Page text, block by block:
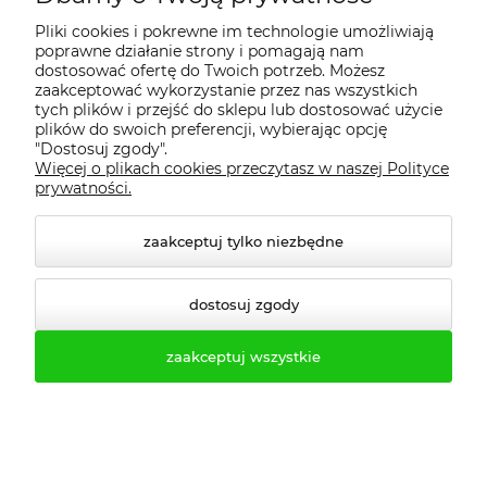
Czy szafa SUM 430 z daszkiem nadaje
się do zakładów branży spożywczej i
medycznej?
✔️ Tak, podział odzieży czystej i
brudnej, gładkie powierzchnie
malowane proszkowo, wentylowane
daszka skośnego bardzo dobrze
tych branż. Ważne jest, aby
dodatkowo uwzględnić wewnętrzne
wytyczne sanitarne.
Pliki cookies i pokrewne im technologie umożliwiają
poprawne działanie strony i pomagają nam
dostosować ofertę do Twoich potrzeb. Możesz
zaakceptować wykorzystanie przez nas wszystkich
tych plików i przejść do sklepu lub dostosować użycie
plików do swoich preferencji, wybierając opcję
"Dostosuj zgody".
Więcej o plikach cookies przeczytasz w naszej Polityce
prywatności.
zaakceptuj tylko niezbędne
dostosuj zgody
zaakceptuj wszystkie